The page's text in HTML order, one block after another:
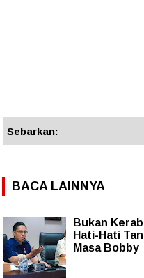
Sebarkan:
BACA LAINNYA
Bukan
Hati-Hati
Masa Bobby